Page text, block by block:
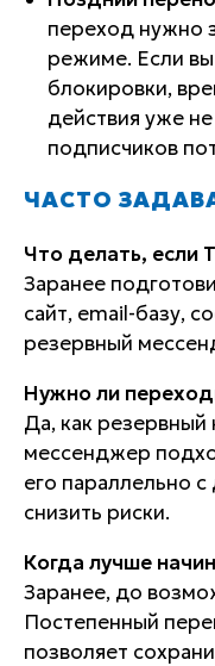
переход нужно
режиме. Если
блокировки,
действия уже не
подписчиков
ЧАСТО
Что делать, если
Заранее
сайт, email-базу,
резервный
Нужно ли
Да, как резервный
мессенджер
его параллельно
снизить риски.
Когда лучше
Заранее, до
Постепенный
позволяет